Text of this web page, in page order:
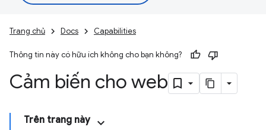
Trang chủ Docs Capabilities
Thông tin này có hữu ích không cho bạn không?
Cảm biến cho web
Trên trang này